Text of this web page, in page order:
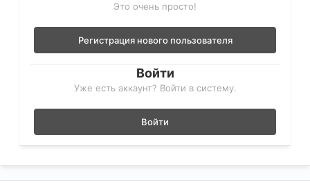
Это очень просто!
Регистрация нового пользователя
Войти
Уже есть аккаунт? Войти в систему.
Войти